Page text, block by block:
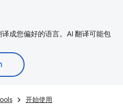
成您偏好的语言。AI 翻译可能包
开始使用